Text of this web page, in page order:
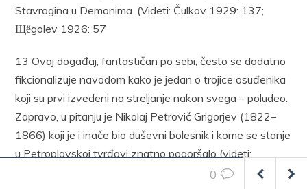
Stavrogina u Demonima. (Videti: Čulkov 1929: 137;
Щёgolev 1926: 57
13 Ovaj događaj, fantastičan po sebi, često se dodatno
fikcionalizuje navodom kako je jedan o trojice osuđenika
koji su prvi izvedeni na streljanje nakon svega – poludeo.
Zapravo, u pitanju je Nikolaj Petrovič Grigorjev (1822–
1866) koji je i inače bio duševni bolesnik i kome se stanje
u Petroplavskoj tvrđavi znatno pogoršalo (videti:
0